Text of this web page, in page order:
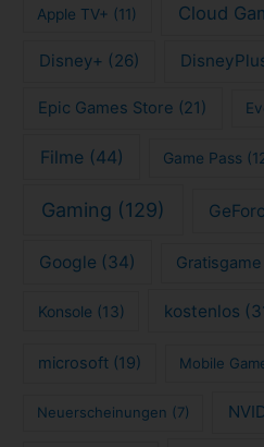
Apple TV+ (11) Cloud
Disney+ (26)
Epic Games Store (21)
Filme(44) Game Pass
Gaming (129)
Google (34) Gratisgame
Konsole (13) kostenlos
microsoft (19) Mobile
Neuerscheinungen (7)